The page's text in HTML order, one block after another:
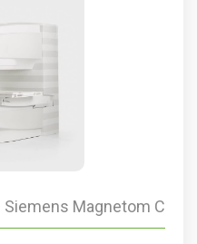
Siemens Magnetom C